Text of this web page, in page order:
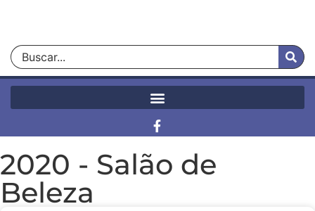
2020 - Salão de
Beleza